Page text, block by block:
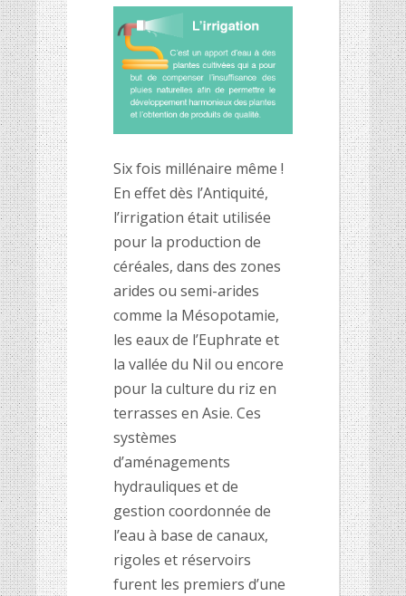
Six fois millénaire même !
En effet dès l’Antiquité,
l’irrigation était utilisée
pour la production de
céréales, dans des zones
arides ou semi-arides
comme la Mésopotamie,
les eaux de l’Euphrate et
la vallée du Nil ou encore
pour la culture du riz en
terrasses en Asie. Ces
systèmes
d’aménagements
hydrauliques et de
gestion coordonnée de
l’eau à base de canaux,
rigoles et réservoirs
furent les premiers d’une